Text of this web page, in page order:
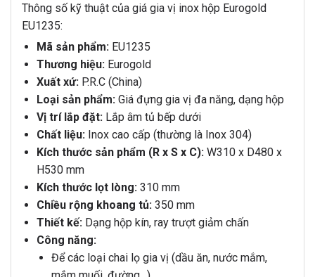
Thông số kỹ thuật của giá gia vị inox hộp Eurogold
EU1235:
Mã sản phẩm:EU1235
Thương hiệu:Eurogold
Xuất xứ:P.R.C (China)
Loại sản phẩm:Giá đựng gia vị đa năng, dạng hộp
Vị trí lắp đặt:Lắp âm tủ bếp dưới
Chất liệu:Inox cao cấp (thường là Inox 304)
Kích thước sản phẩm (R x S x C):W310 x D480 x
H530 mm
Kích thước lọt lòng:310 mm
Chiều rộng khoang tủ:350 mm
Thiết kế:Dạng hộp kín, ray trượt giảm chấn
Công năng:
Để các loại chai lọ gia vị (dầu ăn, nước mắm,